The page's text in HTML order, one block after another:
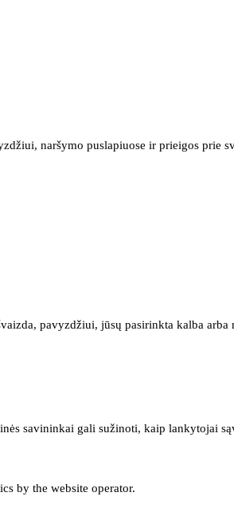
naršymo puslapiuose ir prieigos prie
pavyzdžiui, jūsų pasirinkta kalba arba
savininkai gali sužinoti, kaip lankytojai
by the website operator.